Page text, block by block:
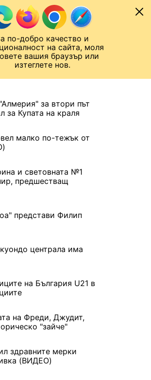
по-добро качество и
на сайта, моля
вашия браузър или
изтеглете нов.
за втори път
за Купата на краля
малко по-тежък от
и световната №1
предшестващ
представи Филип
централа има
на България U21 в
на Фреди, Джудит,
"зайче"
здравните мерки
(ВИДЕО)